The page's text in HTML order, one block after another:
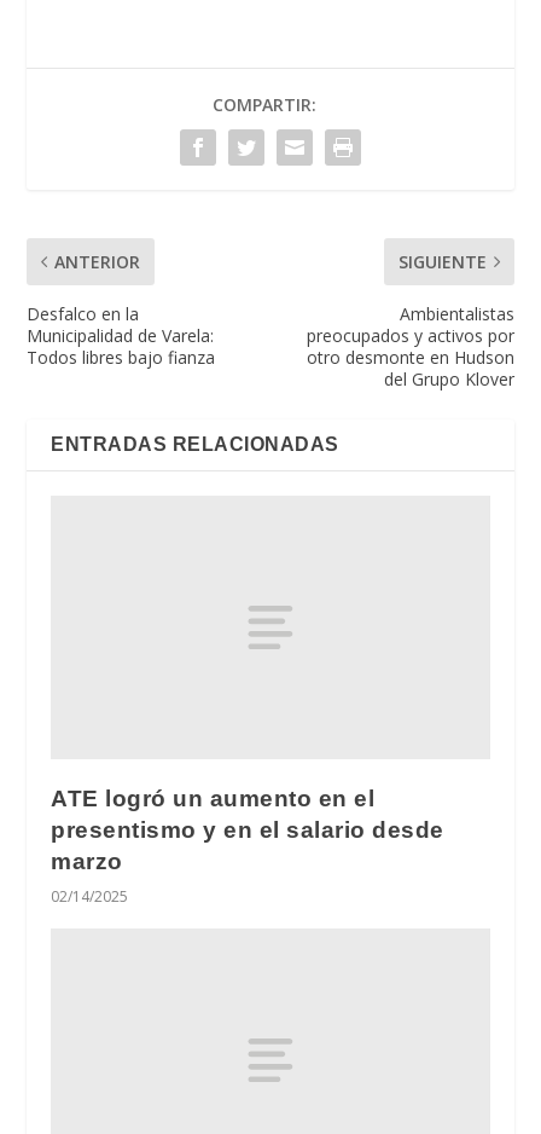
COMPARTIR:
ANTERIOR
Desfalco en la
Municipalidad de Varela:
Todos libres bajo fianza
SIGUIENTE
Ambientalistas
preocupados y activos por
otro desmonte en Hudson
del Grupo Klover
ENTRADAS RELACIONADAS
ATE logró un aumento en el
presentismo y en el salario desde
marzo
02/14/2025